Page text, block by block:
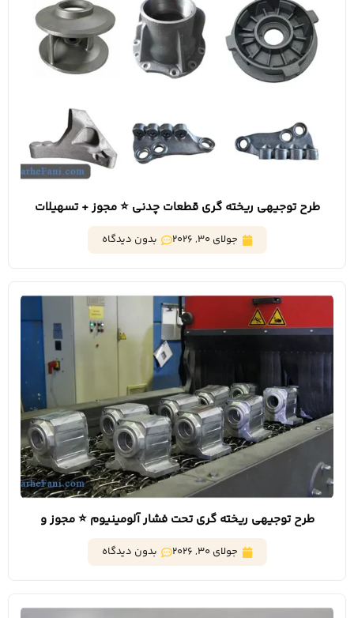
طرح توجیهی ریخته گری قطعات چدنی ⭐️ مجوز + تسهیلات
بانکی
جولای 30, 2026 بدون دیدگاه
طرح توجیهی ریخته گری تحت فشار آلومینیوم ⭐️ مجوز و
تسهیلات بانکی
جولای 30, 2026 بدون دیدگاه